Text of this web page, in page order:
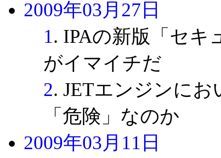
2009年03月27日
1. IPAの新版「セキ
がイマイチだ
2. JETエンジンに
「危険」なのか
2009年03月11日